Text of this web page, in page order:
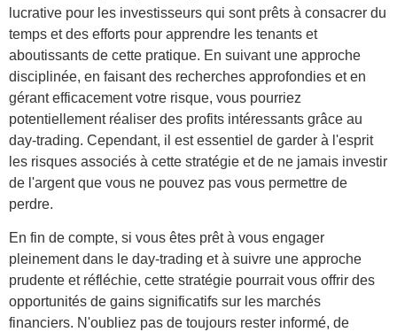
lucrative pour les investisseurs qui sont prêts à consacrer du
temps et des efforts pour apprendre les tenants et
aboutissants de cette pratique. En suivant une approche
disciplinée, en faisant des recherches approfondies et en
gérant efficacement votre risque, vous pourriez
potentiellement réaliser des profits intéressants grâce au
day-trading. Cependant, il est essentiel de garder à l'esprit
les risques associés à cette stratégie et de ne jamais investir
de l'argent que vous ne pouvez pas vous permettre de
perdre.
En fin de compte, si vous êtes prêt à vous engager
pleinement dans le day-trading et à suivre une approche
prudente et réfléchie, cette stratégie pourrait vous offrir des
opportunités de gains significatifs sur les marchés
financiers. N'oubliez pas de toujours rester informé, de